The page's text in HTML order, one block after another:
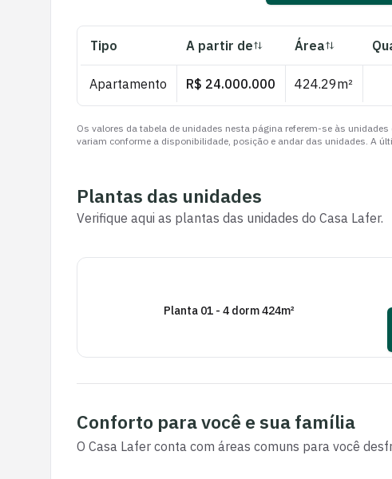
Tipo A partir de Área
Apartamento R$ 24.000.000 424.29m²
Os valores da tabela de unidades nesta página referem-se às
variam conforme a disponibilidade, posição e andar das unidades. A
Plantas das unidades
Verifique aqui as plantas das unidades do Casa Lafer.
Planta 01 - 4 dorm 424m²
Conforto para você e sua família
O Casa Lafer conta com áreas comuns para você